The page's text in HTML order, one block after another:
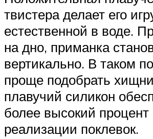
твистера делает его
естественной в воде.
на дно, приманка
вертикально. В таком
проще подобрать
плавучий силикон
более высокий процент
реализации поклевок.